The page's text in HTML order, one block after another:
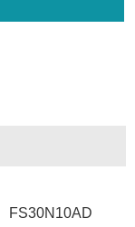
FS30N10AD